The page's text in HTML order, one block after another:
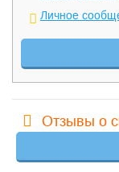
Личное
Отзывы о